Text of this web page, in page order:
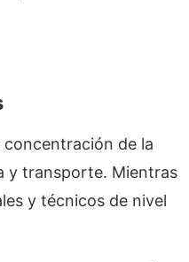
concentración de la
y transporte. Mientras
y técnicos de nivel